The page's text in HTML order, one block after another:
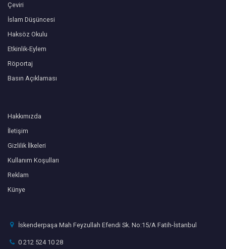
Çeviri
İslam Düşüncesi
Haksöz Okulu
Etkinlik-Eylem
Röportaj
Basın Açıklaması
Hakkımızda
İletişim
Gizlilik İlkeleri
Kullanım Koşulları
Reklam
Künye
İskenderpaşa Mah Feyzullah Efendi Sk. No:15/A Fatih-İstanbul
0 212 524 10 28